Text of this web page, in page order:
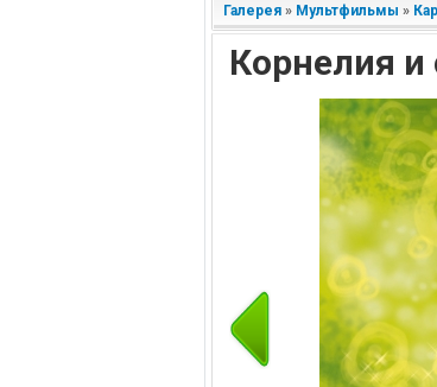
Галерея » Мультфильмы »
Корнелия и